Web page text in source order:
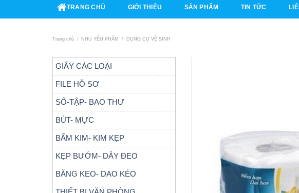
TRANG CHỦ GIỚI THIỆU SẢN PHẨM TIN TỨC
Trang chủ / NHU YẾU PHẨM / DỤNG CỤ VỆ SINH
GIẤY CÁC LOẠI
FILE HỒ SƠ
SỐ-TẬP- BAO THƯ
BÚT- MỰC
BẤM KIM- KIM KẸP
KẸP BƯỚM- DÂY ĐEO
BĂNG KEO- DAO KÉO